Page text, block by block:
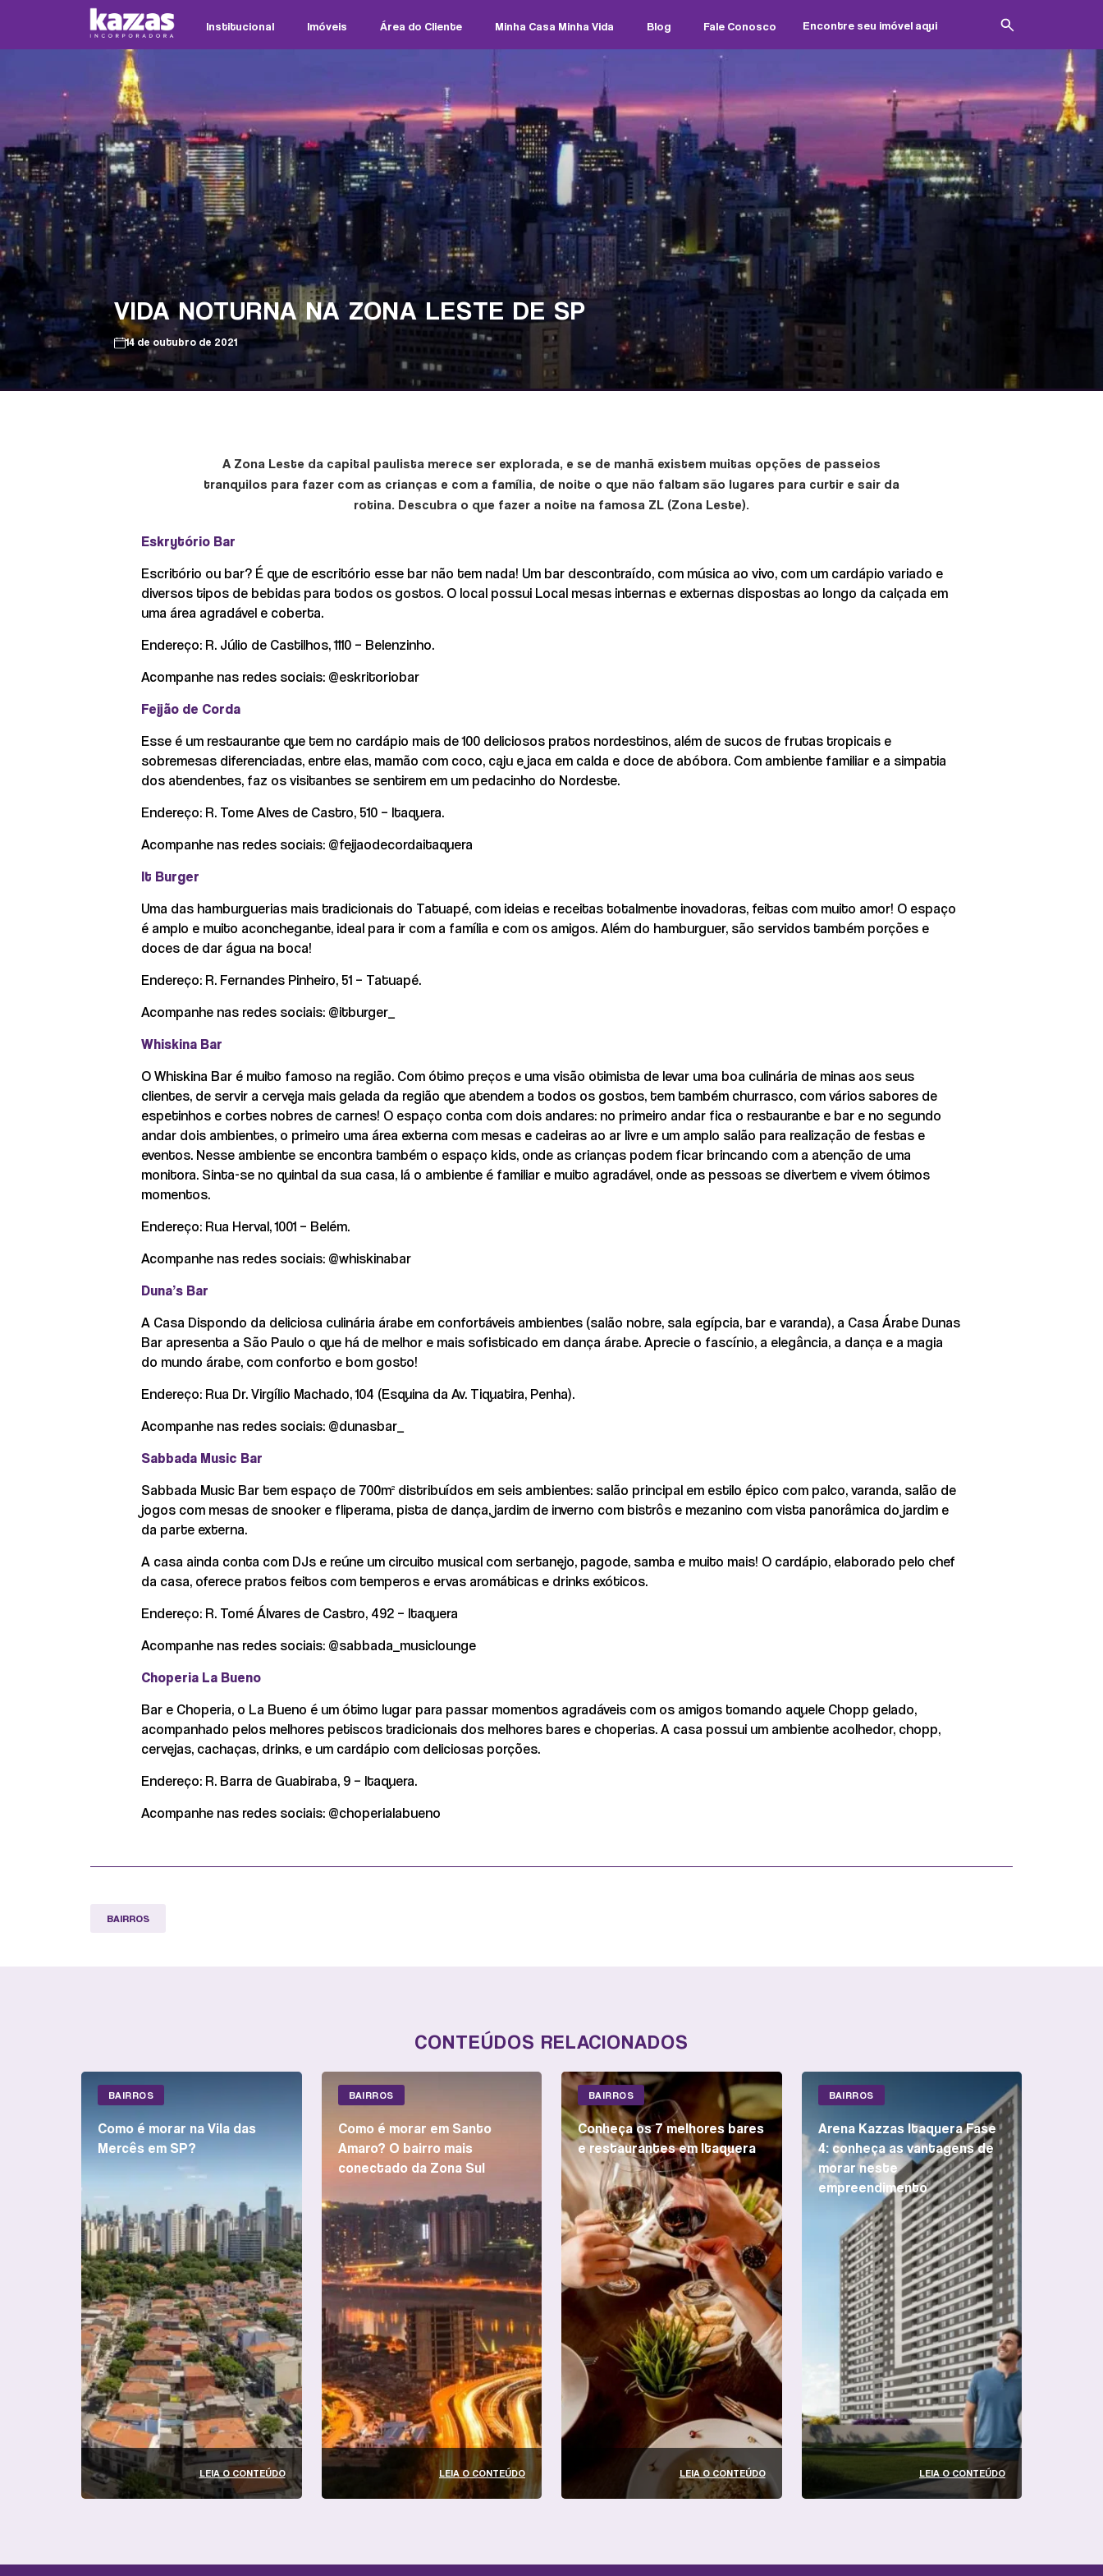
Institucional Imóveis Área do Cliente Minha Casa Minha Vida Blog Fale Conosco
VIDA NOTURNA NA ZONA LESTE DE SP
14 de outubro de 2021
A Zona Leste da capital paulista merece ser explorada, e se de manhã existem muitas opções de passeios
tranquilos para fazer com as crianças e com a família, de noite o que não faltam são lugares para curtir e sair da
rotina. Descubra o que fazer a noite na famosa ZL (Zona Leste).
Eskrytório Bar
Escritório ou bar? É que de escritório esse bar não tem nada! Um bar descontraído, com música ao vivo, com um cardápio variado e
diversos tipos de bebidas para todos os gostos. O local possui Local mesas internas e externas dispostas ao longo da calçada em
uma área agradável e coberta.
Endereço: R. Júlio de Castilhos, 1110 – Belenzinho.
Acompanhe nas redes sociais: @eskritoriobar
Feijão de Corda
Esse é um restaurante que tem no cardápio mais de 100 deliciosos pratos nordestinos, além de sucos de frutas tropicais e
sobremesas diferenciadas, entre elas, mamão com coco, caju e jaca em calda e doce de abóbora. Com ambiente familiar e a simpatia
dos atendentes, faz os visitantes se sentirem em um pedacinho do Nordeste.
Endereço: R. Tome Alves de Castro, 510 – Itaquera.
Acompanhe nas redes sociais: @feijaodecordaitaquera
It Burger
Uma das hamburguerias mais tradicionais do Tatuapé, com ideias e receitas totalmente inovadoras, feitas com muito amor! O espaço
é amplo e muito aconchegante, ideal para ir com a família e com os amigos. Além do hamburguer, são servidos também porções e
doces de dar água na boca!
Endereço: R. Fernandes Pinheiro, 51 – Tatuapé.
Acompanhe nas redes sociais: @itburger_
Whiskina Bar
O Whiskina Bar é muito famoso na região. Com ótimo preços e uma visão otimista de levar uma boa culinária de minas aos seus
clientes, de servir a cerveja mais gelada da região que atendem a todos os gostos, tem também churrasco, com vários sabores de
espetinhos e cortes nobres de carnes! O espaço conta com dois andares: no primeiro andar fica o restaurante e bar e no segundo
andar dois ambientes, o primeiro uma área externa com mesas e cadeiras ao ar livre e um amplo salão para realização de festas e
eventos. Nesse ambiente se encontra também o espaço kids, onde as crianças podem ficar brincando com a atenção de uma
monitora. Sinta-se no quintal da sua casa, lá o ambiente é familiar e muito agradável, onde as pessoas se divertem e vivem ótimos
momentos.
Endereço: Rua Herval, 1001 – Belém.
Acompanhe nas redes sociais: @whiskinabar
Duna’s Bar
A Casa Dispondo da deliciosa culinária árabe em confortáveis ambientes (salão nobre, sala egípcia, bar e varanda), a Casa Árabe Dunas
Bar apresenta a São Paulo o que há de melhor e mais sofisticado em dança árabe. Aprecie o fascínio, a elegância, a dança e a magia
do mundo árabe, com conforto e bom gosto!
Endereço: Rua Dr. Virgílio Machado, 104 (Esquina da Av. Tiquatira, Penha).
Acompanhe nas redes sociais: @dunasbar_
Sabbada Music Bar
Sabbada Music Bar tem espaço de 700m² distribuídos em seis ambientes: salão principal em estilo épico com palco, varanda, salão de
jogos com mesas de snooker e fliperama, pista de dança, jardim de inverno com bistrôs e mezanino com vista panorâmica do jardim e
da parte externa.
A casa ainda conta com DJs e reúne um circuito musical com sertanejo, pagode, samba e muito mais! O cardápio, elaborado pelo chef
da casa, oferece pratos feitos com temperos e ervas aromáticas e drinks exóticos.
Endereço: R. Tomé Álvares de Castro, 492 – Itaquera
Acompanhe nas redes sociais: @sabbada_musiclounge
Choperia La Bueno
Bar e Choperia, o La Bueno é um ótimo lugar para passar momentos agradáveis com os amigos tomando aquele Chopp gelado,
acompanhado pelos melhores petiscos tradicionais dos melhores bares e choperias. A casa possui um ambiente acolhedor, chopp,
cervejas, cachaças, drinks, e um cardápio com deliciosas porções.
Endereço: R. Barra de Guabiraba, 9 – Itaquera.
Acompanhe nas redes sociais: @choperialabueno
BAIRROS
CONTEÚDOS RELACIONADOS
BAIRROS
Como é morar na Vila das
Mercês em SP?
LEIA O CONTEÚDO
BAIRROS
Como é morar em Santo
Amaro? O bairro mais
conectado da Zona Sul
LEIA O CONTEÚDO
BAIRROS
Conheça os 7 melhores bares
e restaurantes em Itaquera
LEIA O CONTEÚDO
BAIRROS
Arena Kazzas Itaquera Fase
4: conheça as vantagens de
morar neste
empreendimento
LEIA O CONTEÚDO